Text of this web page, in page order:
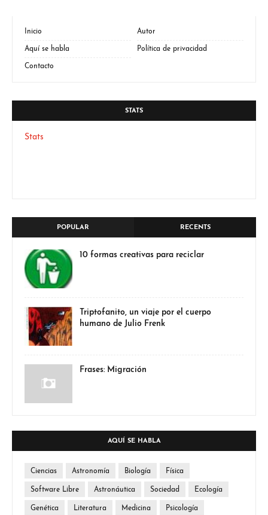
Inicio Autor
Aquí se habla Política de privacidad
Contacto
STATS
Stats
POPULAR RECENTS
10 formas creativas para reciclar
Triptofanito, un viaje por el cuerpo
humano de Julio Frenk
Frases: Migración
AQUÍ SE HABLA
Ciencias Astronomía Biología Física
Software Libre Astronáutica Sociedad Ecología
Genética Literatura Medicina Psicología